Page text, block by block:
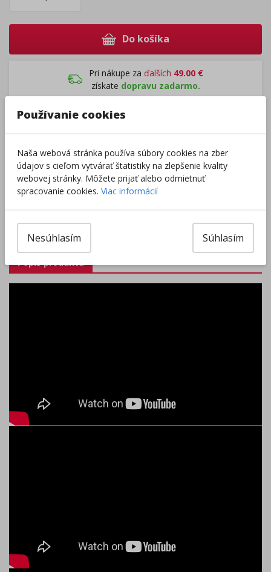
Do košíka
Pri nákupe za ďalších 49.00€
získate dopravu zadarmo.
Nakúpte za ďalších 40,00€ a získate darček zadarmo.
Výrobca/Distribútor
pridať produkt medzi obľúbené
Popis produktu
Používanie cookies
Naša webová stránka používa súbory cookies na zber
údajov s cieľom vytvárať štatistiky na zlepšenie kvality
webovej stránky. Môžete prijať alebo odmietnuť
spracovanie cookies. Viac informácií
Súhlasím
Nesúhlasím